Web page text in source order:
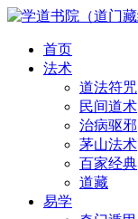
首页
法术
道法符咒
民间道术
治病驱邪
茅山法术
百家经典
道藏
易学